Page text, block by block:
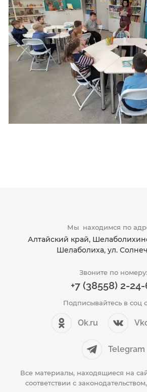
Мы находимся по
Алтайский край,
Шелаболиха, ул.
Звоните по номеру:
+7 (38558) 2-24-
Подписывайтесь в соц
Ok.ru
Telegram
Все материалы, находящиеся на
соответствии с